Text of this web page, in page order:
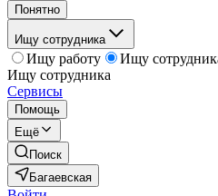
Понятно
Ищу сотрудника
Ищу работу
Ищу
Ищу сотрудника
Сервисы
Помощь
Ещё
Поиск
Багаевская